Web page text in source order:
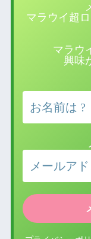
マラウイ超
マラウ
興味